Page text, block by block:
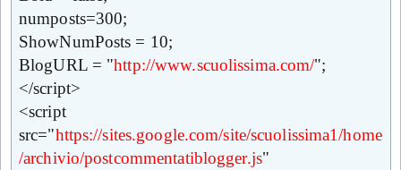
numposts=300;
ShowNumPosts = 10;
BlogURL = "http://www.scuolissima.com/";
</script>
<script
src="https://sites.google.com/site/scuolissima1/home
/archivio/postcommentatiblogger.js"